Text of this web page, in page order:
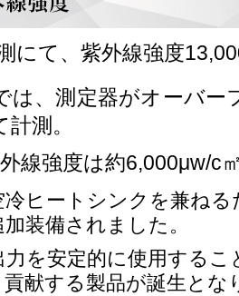
にて、紫外線強度
は、測定器がオーバ
測。
線強度は約6,000μw/c
冷ヒートシンクを兼ね
装備されました。
を安定的に使用する
献する製品が誕生と